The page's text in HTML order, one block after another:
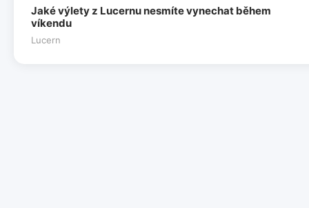
Jaké výlety z Lucernu nesmíte vynechat během
víkendu
Lucern